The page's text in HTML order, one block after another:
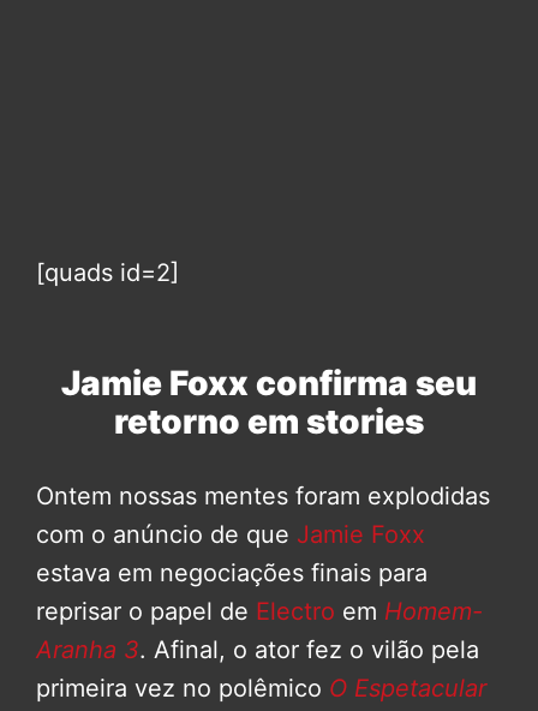
[quads id=2]
Jamie Foxx confirma seu
retorno em stories
Ontem nossas mentes foram explodidas
com o anúncio de que Jamie Foxx
estava em negociações finais para
reprisar o papel de Electro em Homem-
Aranha 3. Afinal, o ator fez o vilão pela
primeira vez no polêmico O Espetacular